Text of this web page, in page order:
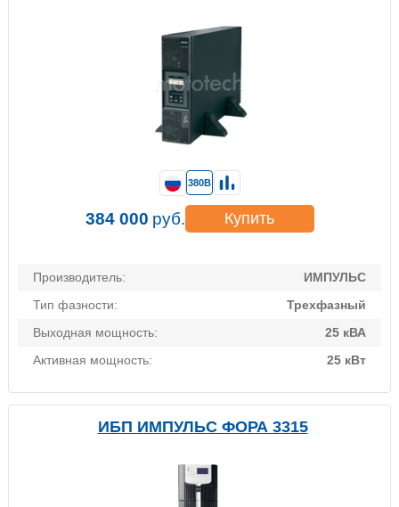
Производитель:
ИМПУЛЬС
Тип фазности:
Трехфазный
Выходная мощность:
25 кВА
Активная мощность:
25 кВт
380В
384 000 руб. Купить
ИБП ИМПУЛЬС ФОРА 3315